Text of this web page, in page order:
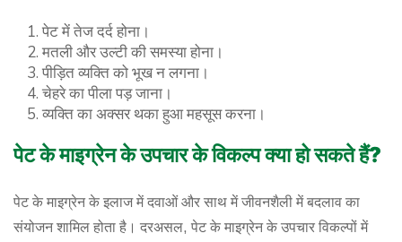
पेट में तेज दर्द होना।
मतली और उल्टी की समस्या होना।
पीड़ित व्यक्ति को भूख न लगना।
चेहरे का पीला पड़ जाना।
व्यक्ति का अक्सर थका हुआ महसूस करना।
पेट के माइग्रेन के उपचार के विकल्प क्या हो सकते हैं?
पेट के माइग्रेन के इलाज में दवाओं और साथ में जीवनशैली में बदलाव का
संयोजन शामिल होता है। दरअसल, पेट के माइग्रेन के उपचार विकल्पों में